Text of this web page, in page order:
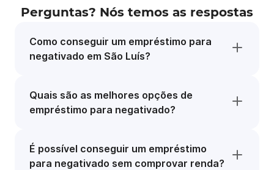
Perguntas? Nós temos as respostas
Como conseguir um empréstimo para
negativado em São Luís?
Quais são as melhores opções de
empréstimo para negativado?
É possível conseguir um empréstimo
para negativado sem comprovar renda?